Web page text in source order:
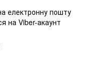
електронну пошту
на Viber-акаунт